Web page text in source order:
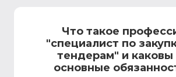
Что такое
"специалист по
тендерам" и каковы
основные